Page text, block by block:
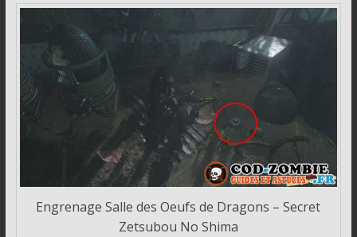
Engrenage Salle des Oeufs de Dragons – Secret
Zetsubou No Shima